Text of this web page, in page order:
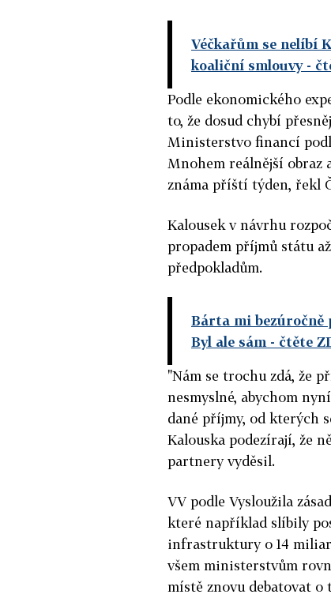
Véčkařům se nelíbí
koaliční smlouvy-
Podle ekonomického
to, že dosud chybí
Ministerstvo financí
Mnohem reálnější obraz
známa příští týden, řekl
Kalousek v návrhu
propadem příjmů státu
předpokladům.
Bárta mi bezúročně
Byl ale sám - čtěte
"Nám se trochu zdá, že
nesmyslné, abychom
dané příjmy, od kterých
Kalouska podezírají, že
partnery vyděsil.
VV podle Vysloužila
které například slíbily
infrastruktury o 14
všem ministerstvům
místě znovu debatovat o